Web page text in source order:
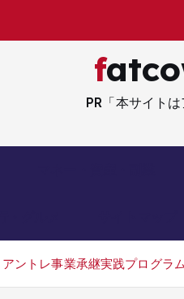
PR「本サイト
ントレ事業承継実践プログラ